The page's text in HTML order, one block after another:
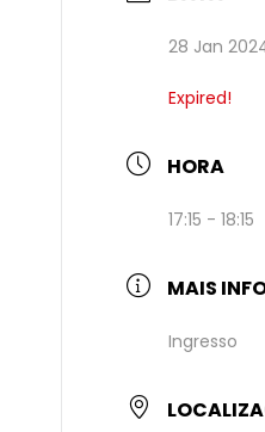
28 Jan
Expired!
HORA
17:15 - 18:15
MAIS
Ingresso